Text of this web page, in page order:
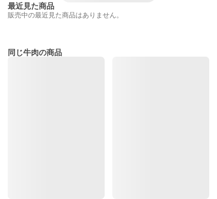
最近見た商品
販売中の最近見た商品はありません。
同じ牛肉の商品